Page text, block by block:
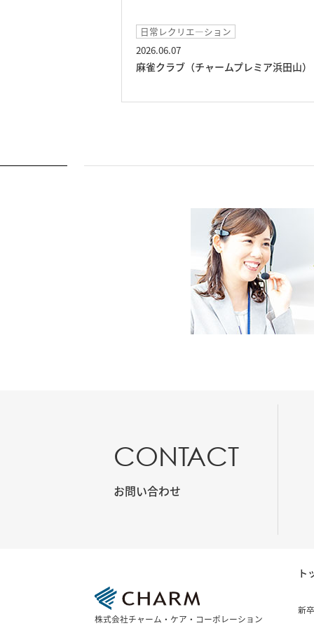
日常レクリエ―ション
2026.06.07
麻雀クラブ（チャームプレミア浜田山）
CONTACT
お問い合わせ
ト
新
株式会社チャーム・ケア・コーポレーション